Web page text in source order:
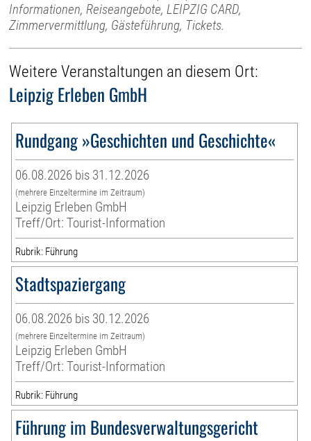
Informationen, Reiseangebote, LEIPZIG CARD,
Zimmervermittlung, Gästeführung, Tickets.
Weitere Veranstaltungen an diesem Ort:
Leipzig Erleben GmbH
Rundgang »Geschichten und Geschichte«
06.08.2026 bis 31.12.2026
(mehrere Einzeltermine im Zeitraum)
Leipzig Erleben GmbH
Treff/Ort: Tourist-Information
Rubrik: Führung
Stadtspaziergang
06.08.2026 bis 30.12.2026
(mehrere Einzeltermine im Zeitraum)
Leipzig Erleben GmbH
Treff/Ort: Tourist-Information
Rubrik: Führung
Führung im Bundesverwaltungsgericht